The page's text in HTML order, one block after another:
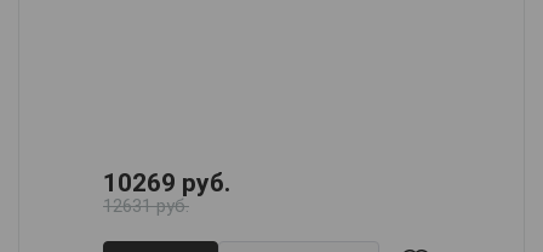
10269 руб.
12631 руб.